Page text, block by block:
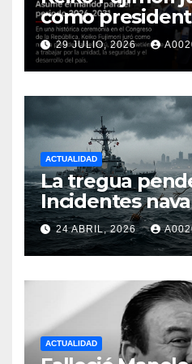
como
asume el
periodo 2026-
29 JULIO, 2026
ACTUALIDAD
La tregua
Incidentes
fracaso de los
Islamabad
24 ABRIL, 2026
ACTUALIDAD